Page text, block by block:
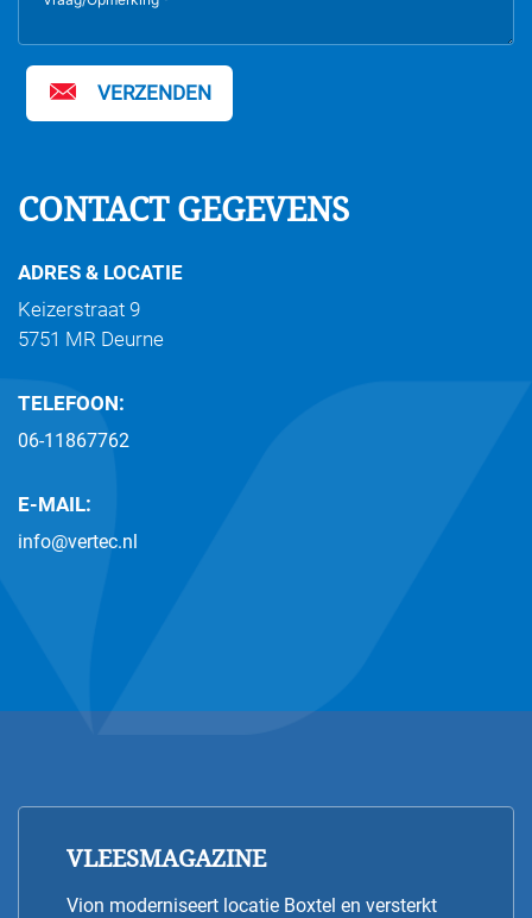
VERZENDEN
CONTACT GEGEVENS
ADRES & LOCATIE
Keizerstraat 9
5751 MR Deurne
TELEFOON:
06-11867762
E-MAIL:
info@vertec.nl
VLEESMAGAZINE
Vion moderniseert locatie Boxtel en versterkt